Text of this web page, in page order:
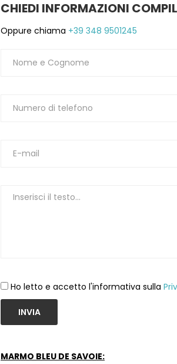
CHIEDI INFORMAZIONI
Oppure chiama +39 348 9501245
Ho letto e accetto l'informativa sulla
INVIA
MARMO BLEU DE SAVOIE: